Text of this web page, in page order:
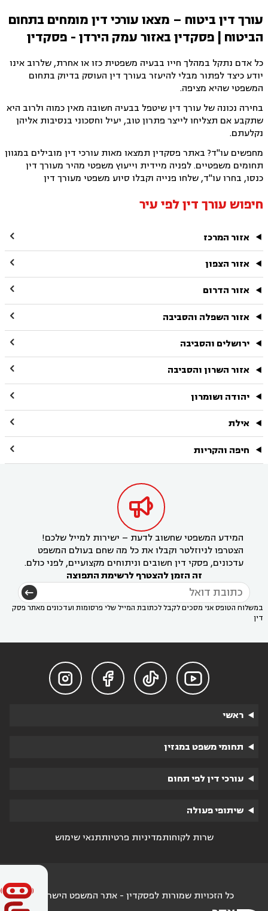
עורך דין ביטוח – מצאו עורכי דין מומחים בתחום
הביטוח | פסקדין באזור עמק הירדן - פסקדין
כל אדם נתקל במהלך חייו בבעיה משפטית כזו או אחרת, שלרוב אינו
יודע כיצד לפתור מבלי להיעזר בעורך דין העוסק בדיוק בתחום
המשפטי שהיא מציפה.
בחירה נכונה של עורך דין שיטפל בבעיה חשובה מאין כמוה ולרוב היא
שתקבע אם תצליחו לייצר פתרון טוב, יעיל וחסכוני בנסיבות אליהן
נקלעתם.
מחפשים עו"ד? באתר פסקדין תמצאו מאות עורכי דין מובילים במגוון
תחומים משפטיים. לפניה מיידית וייעוץ משפטי מהיר מעורך דין
כנסו, בחרו עו"ד, שלחו פנייה וקבלו סיוע משפטי מעורך דין
חיפוש עורך דין לפי עיר
אזור המרכז 
אזור הצפון 
אזור הדרום 
אזור השפלה והסביבה 
ירושלים והסביבה 
אזור השרון והסביבה 
יהודה ושומרון 
אילת 
חיפה והקריות 

המידע המשפטי שחשוב לדעת – ישירות למייל שלכם!
הצטרפו לניוזלטר וקבלו את כל מה שחם בעולם המשפט
עדכונים, פסקי דין חשובים וניתוחים מקצועיים, לפני כולם.
זה הזמן להצטרף לרשימת התפוצה
במשלוח הטופס אני מסכים לקבל לכתובת המייל שלי פרסומות ועדכונים מאתר פסק
דין




ראשי
תחומי משפט במגזין
עורכי דין לפי תחום
שיתופי פעולה
שרות לקוחותמדיניות פרטיותתנאי שימוש
כל הזכויות שמורות לפסקדין - אתר המשפט הישראלי